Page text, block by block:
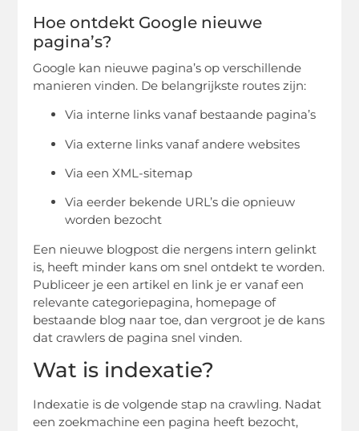
Hoe ontdekt Google nieuwe
pagina’s?
Google kan nieuwe pagina’s op verschillende
manieren vinden. De belangrijkste routes zijn:
Via interne links vanaf bestaande pagina’s
Via externe links vanaf andere websites
Via een XML-sitemap
Via eerder bekende URL’s die opnieuw
worden bezocht
Een nieuwe blogpost die nergens intern gelinkt
is, heeft minder kans om snel ontdekt te worden.
Publiceer je een artikel en link je er vanaf een
relevante categoriepagina, homepage of
bestaande blog naar toe, dan vergroot je de kans
dat crawlers de pagina snel vinden.
Wat is indexatie?
Indexatie is de volgende stap na crawling. Nadat
een zoekmachine een pagina heeft bezocht,